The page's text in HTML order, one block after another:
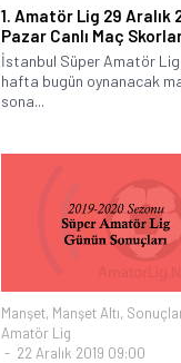
1. Amatör Lig 29 Aralık
Pazar Canlı Maç
İstanbul Süper Amatör Lig
hafta bugün oynanacak
sona...
Manşet, Manşet Altı,
Amatör Lig
22 Aralık 2019 09:00